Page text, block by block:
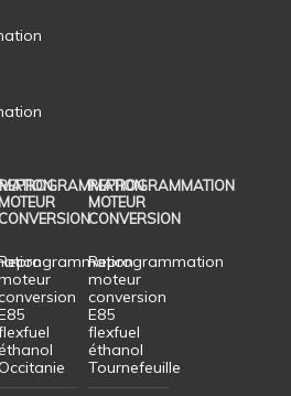
MOTEUR
Occitanie
REPROGRAMMATION
MOTEUR
CONVERSION
Reprogrammation
moteur
conversion
E85
flexfuel
éthanol
Tournefeuille